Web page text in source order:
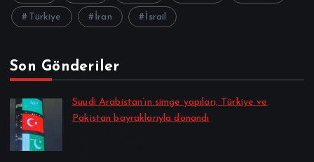
Türkiye İran İsrail
Son Gönderiler
Suudi Arabistan’ın simge yapıları, Türkiye ve
Pakistan bayraklarıyla donandı